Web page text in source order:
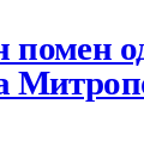
помен